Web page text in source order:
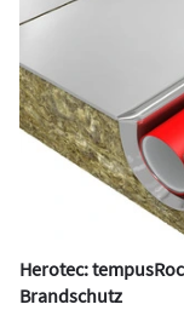
Herotec:
Brandschutz